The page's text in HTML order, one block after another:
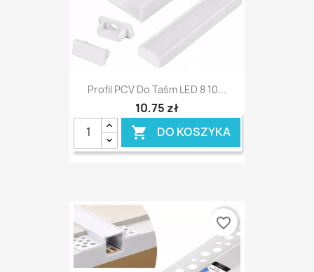
Profil PCV Do Taśm LED 8 10...
10,75 zł
 DO KOSZYKA
favorite_border